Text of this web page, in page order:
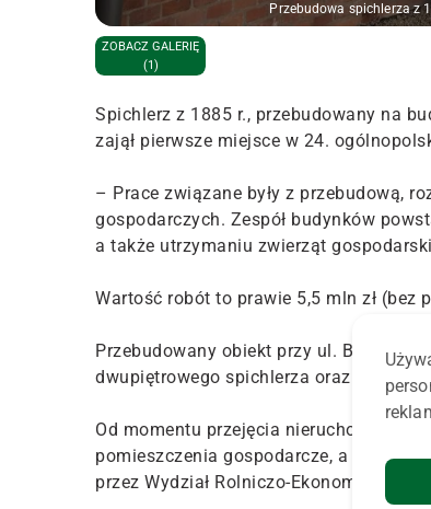
Przebudowa spichlerza z
ZOBACZ GALERIĘ
(1)
Spichlerz z 1885 r., przebudowany na
zajął pierwsze miejsce w 24.
– Prace związane były z przebudową,
gospodarczych. Zespół budynków
a także utrzymaniu zwierząt
Wartość robót to prawie 5,5 mln zł (bez
Przebudowany obiekt przy ul. Balickiej
dwupiętrowego spichlerza oraz
Od momentu przejęcia nieruchomości
pomieszczenia gospodarcze, a w
przez Wydział Rolniczo-Ekonomiczny.